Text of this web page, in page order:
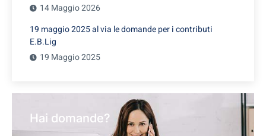
14 Maggio 2026
19 maggio 2025 al via le domande per i contributi
E.B.Lig
19 Maggio 2025
Hai domande?